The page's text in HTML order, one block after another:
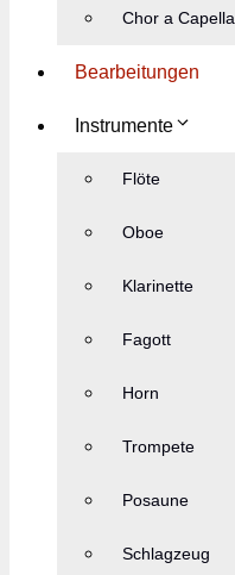
Chor a Capella
Bearbeitungen
Instrumente
Flöte
Oboe
Klarinette
Fagott
Horn
Trompete
Posaune
Schlagzeug